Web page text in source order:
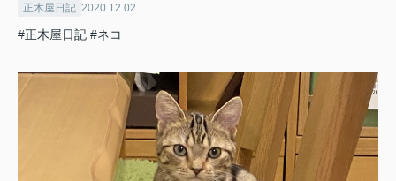
正木屋日記 2020.12.02
#正木屋日記 #ネコ